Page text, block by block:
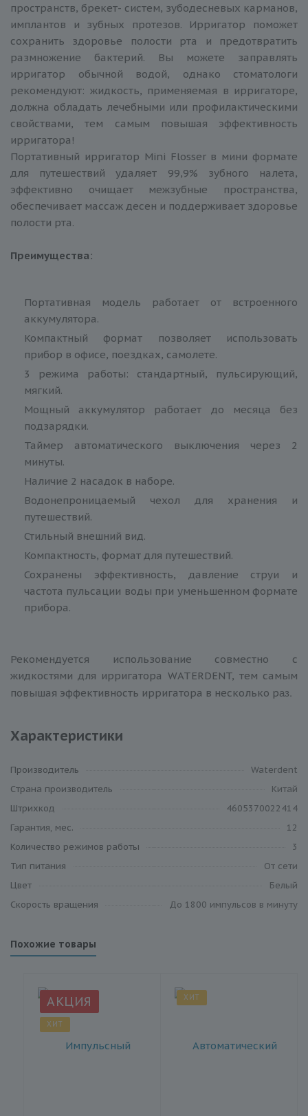
пространств, брекет- систем, зубодесневых карманов,
имплантов и зубных протезов. Ирригатор поможет
сохранить здоровье полости рта и предотвратить
размножение бактерий. Вы можете заправлять
ирригатор обычной водой, однако стоматологи
рекомендуют: жидкость, применяемая в ирригаторе,
должна обладать лечебными или профилактическими
свойствами, тем самым повышая эффективность
ирригатора!
Портативный ирригатор Mini Flosser в мини формате
для путешествий удаляет 99,9% зубного налета,
эффективно очищает межзубные пространства,
обеспечивает массаж десен и поддерживает здоровье
полости рта.
Преимущества:
Портативная модель работает от встроенного
аккумулятора.
Компактный формат позволяет использовать
прибор в офисе, поездках, самолете.
3 режима работы: стандартный, пульсирующий,
мягкий.
Мощный аккумулятор работает до месяца без
подзарядки.
Таймер автоматического выключения через 2
минуты.
Наличие 2 насадок в наборе.
Водонепроницаемый чехол для хранения и
путешествий.
Стильный внешний вид.
Компактность, формат для путешествий.
Сохранены эффективность, давление струи и
частота пульсации воды при уменьшенном формате
прибора.
Рекомендуется использование совместно с
жидкостями для ирригатора WATERDENT, тем самым
повышая эффективность ирригатора в несколько раз.
Характеристики
Производитель
Waterdent
Cтрана производитель
Китай
Штрихкод
4605370022414
Гарантия, мес.
12
Количество режимов работы
3
Тип питания
От сети
Цвет
Белый
Скорость вращения
До 1800 импульсов в минуту
Похожие товары
АКЦИЯ
ХИТ
ХИТ